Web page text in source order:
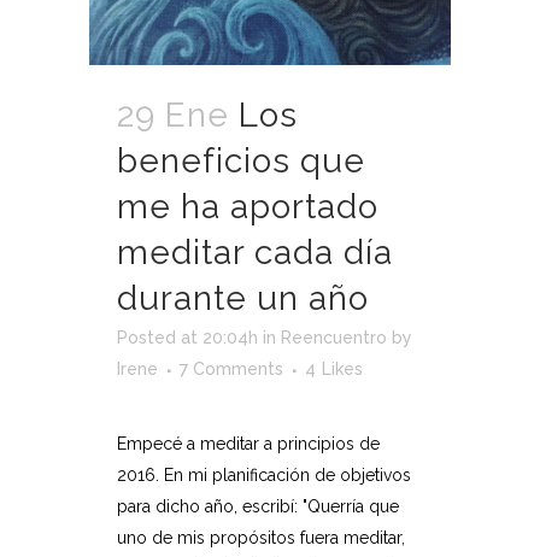
29 Ene Los
beneficios que
me ha aportado
meditar cada día
durante un año
Posted at 20:04h in Reencuentro by
Irene
7 Comments 4 Likes
Empecé a meditar a principios de
2016. En mi planificación de objetivos
para dicho año, escribí: "Querría que
uno de mis propósitos fuera meditar,